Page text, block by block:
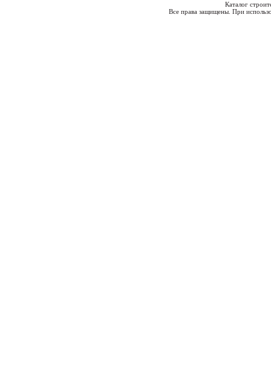
Каталог
Все права защищены. При